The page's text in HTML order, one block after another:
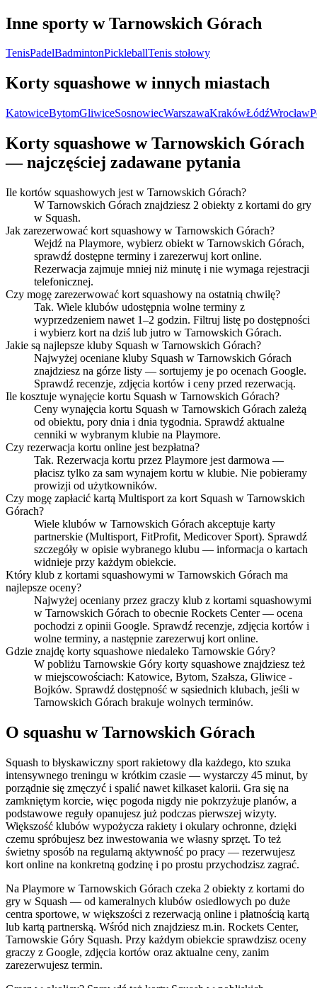
Inne sporty w Tarnowskich Górach
TenisPadelBadmintonPickleballTenis stołowy
Korty squashowe w innych miastach
KatowiceBytomGliwiceSosnowiecWarszawaKrakówŁódźWrocław
Korty squashowe w Tarnowskich Górach
— najczęściej zadawane pytania
Ile kortów squashowych jest w Tarnowskich Górach?
W Tarnowskich Górach znajdziesz 2 obiekty z kortami do gry
w Squash.
Jak zarezerwować kort squashowy w Tarnowskich Górach?
Wejdź na Playmore, wybierz obiekt w Tarnowskich Górach,
sprawdź dostępne terminy i zarezerwuj kort online.
Rezerwacja zajmuje mniej niż minutę i nie wymaga rejestracji
telefonicznej.
Czy mogę zarezerwować kort squashowy na ostatnią chwilę?
Tak. Wiele klubów udostępnia wolne terminy z
wyprzedzeniem nawet 1–2 godzin. Filtruj listę po dostępności
i wybierz kort na dziś lub jutro w Tarnowskich Górach.
Jakie są najlepsze kluby Squash w Tarnowskich Górach?
Najwyżej oceniane kluby Squash w Tarnowskich Górach
znajdziesz na górze listy — sortujemy je po ocenach Google.
Sprawdź recenzje, zdjęcia kortów i ceny przed rezerwacją.
Ile kosztuje wynajęcie kortu Squash w Tarnowskich Górach?
Ceny wynajęcia kortu Squash w Tarnowskich Górach zależą
od obiektu, pory dnia i dnia tygodnia. Sprawdź aktualne
cenniki w wybranym klubie na Playmore.
Czy rezerwacja kortu online jest bezpłatna?
Tak. Rezerwacja kortu przez Playmore jest darmowa —
płacisz tylko za sam wynajem kortu w klubie. Nie pobieramy
prowizji od użytkowników.
Czy mogę zapłacić kartą Multisport za kort Squash w Tarnowskich
Górach?
Wiele klubów w Tarnowskich Górach akceptuje karty
partnerskie (Multisport, FitProfit, Medicover Sport). Sprawdź
szczegóły w opisie wybranego klubu — informacja o kartach
widnieje przy każdym obiekcie.
Który klub z kortami squashowymi w Tarnowskich Górach ma
najlepsze oceny?
Najwyżej oceniany przez graczy klub z kortami squashowymi
w Tarnowskich Górach to obecnie Rockets Center — ocena
pochodzi z opinii Google. Sprawdź recenzje, zdjęcia kortów i
wolne terminy, a następnie zarezerwuj kort online.
Gdzie znajdę korty squashowe niedaleko Tarnowskie Góry?
W pobliżu Tarnowskie Góry korty squashowe znajdziesz też
w miejscowościach: Katowice, Bytom, Szałsza, Gliwice -
Bojków. Sprawdź dostępność w sąsiednich klubach, jeśli w
Tarnowskich Górach brakuje wolnych terminów.
O squashu w Tarnowskich Górach
Squash to błyskawiczny sport rakietowy dla każdego, kto szuka
intensywnego treningu w krótkim czasie — wystarczy 45 minut, by
porządnie się zmęczyć i spalić nawet kilkaset kalorii. Gra się na
zamkniętym korcie, więc pogoda nigdy nie pokrzyżuje planów, a
podstawowe reguły opanujesz już podczas pierwszej wizyty.
Większość klubów wypożycza rakiety i okulary ochronne, dzięki
czemu spróbujesz bez inwestowania we własny sprzęt. To też
świetny sposób na regularną aktywność po pracy — rezerwujesz
kort online na konkretną godzinę i po prostu przychodzisz zagrać.
Na Playmore w Tarnowskich Górach czeka 2 obiekty z kortami do
gry w Squash — od kameralnych klubów osiedlowych po duże
centra sportowe, w większości z rezerwacją online i płatnością kartą
lub kartą partnerską. Wśród nich znajdziesz m.in. Rockets Center,
Tarnowskie Góry Squash. Przy każdym obiekcie sprawdzisz oceny
graczy z Google, zdjęcia kortów oraz aktualne ceny, zanim
zarezerwujesz termin.